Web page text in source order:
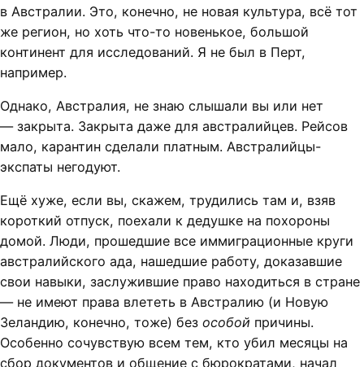
в Австралии. Это, конечно, не новая культура, всё тот
же регион, но хоть что-то новенькое, большой
континент для исследований. Я не был в Перт,
например.
Однако, Австралия, не знаю слышали вы или нет
— закрыта. Закрыта даже для австралийцев. Рейсов
мало, карантин сделали платным. Австралийцы-
экспаты негодуют.
Ещё хуже, если вы, скажем, трудились там и, взяв
короткий отпуск, поехали к дедушке на похороны
домой. Люди, прошедшие все иммиграционные круги
австралийского ада, нашедшие работу, доказавшие
свои навыки, заслужившие право находиться в стране
— не имеют права влететь в Австралию (и Новую
Зеландию, конечно, тоже) без особой причины.
Особенно сочувствую всем тем, кто убил месяцы на
сбор документов и общение с бюрократами, начал